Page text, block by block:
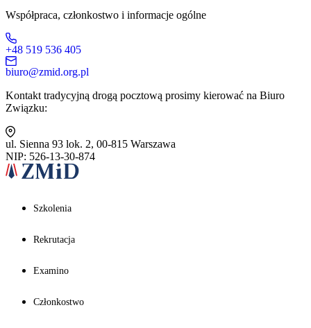
Współpraca, członkostwo i informacje ogólne
+48 519 536 405
biuro@zmid.org.pl
Kontakt tradycyjną drogą pocztową prosimy kierować na Biuro
Związku:
ul. Sienna 93 lok. 2, 00-815 Warszawa
NIP: 526-13-30-874
Szkolenia
Rekrutacja
Examino
Członkostwo